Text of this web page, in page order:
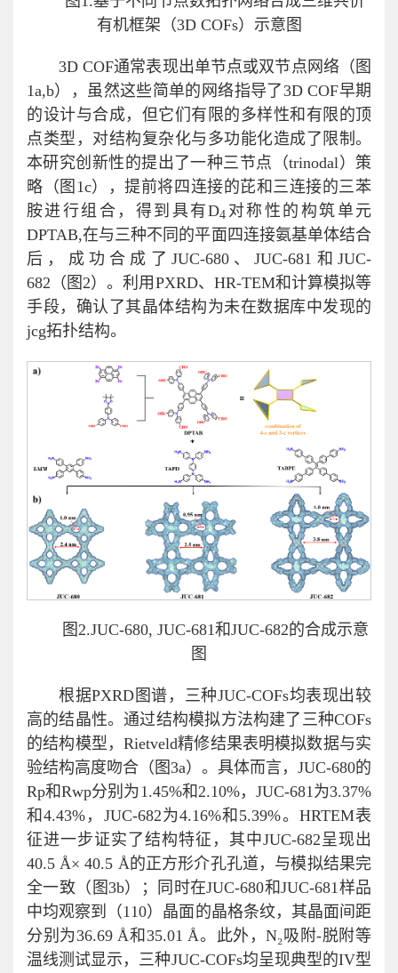
有机框架（3D COFs）示意图
3D COF通常表现出单节点或双节点网络（图
1a,b），虽然这些简单的网络指导了3D COF早期
的设计与合成，但它们有限的多样性和有限的顶
点类型，对结构复杂化与多功能化造成了限制。
本研究创新性的提出了一种三节点（trinodal）策
略（图1c），提前将四连接的芘和三连接的三苯
胺进行组合，得到具有D4 对称性的构筑单元
DPTAB,在与三种不同的平面四连接氨基单体结合
后，成功合成了JUC-680、JUC-681和JUC-
682（图2）。利用PXRD、HR-TEM和计算模拟等
手段，确认了其晶体结构为未在数据库中发现的
jcg拓扑结构。
图2.JUC-680, JUC-681和JUC-682的合成示意
图
根据PXRD图谱，三种JUC-COFs均表现出较
高的结晶性。通过结构模拟方法构建了三种COFs
的结构模型，Rietveld精修结果表明模拟数据与实
验结构高度吻合（图3a）。具体而言，JUC-680的
Rp和Rwp分别为1.45%和2.10%，JUC-681为3.37%
和4.43%，JUC-682为4.16%和5.39%。HRTEM表
征进一步证实了结构特征，其中JUC-682呈现出
40.5 Å× 40.5 Å的正方形介孔孔道，与模拟结果完
全一致（图3b）；同时在JUC-680和JUC-681样品
中均观察到（110）晶面的晶格条纹，其晶面间距
分别为36.69 Å和35.01 Å。此外，N₂吸附-脱附等
温线测试显示，三种JUC-COFs均呈现典型的IV型